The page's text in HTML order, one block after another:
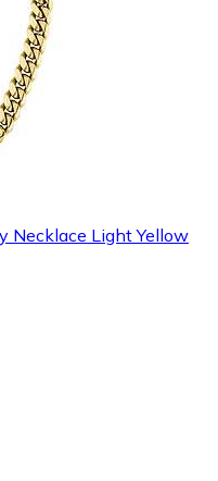
Necklace Light Yellow